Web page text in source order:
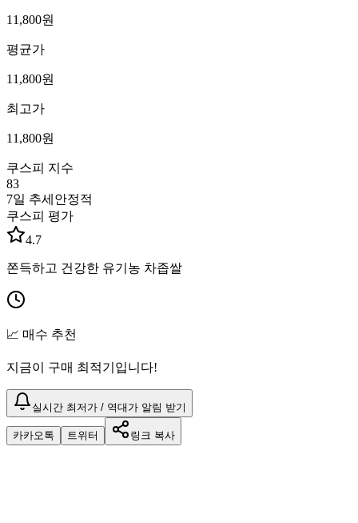
11,800원
평균가
11,800원
최고가
11,800원
쿠스피 지수
83
7일 추세 안정적
쿠스피 평가
4.7
쫀득하고 건강한 유기농 차좁쌀
📈 매수 추천
지금이 구매 최적기입니다!
실시간 최저가 / 역대가 알림 받기
카카오톡 트위터 링크 복사